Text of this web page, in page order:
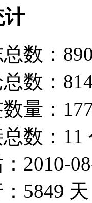
计
总数：
数：
量：
数：11
2010-
5849 天